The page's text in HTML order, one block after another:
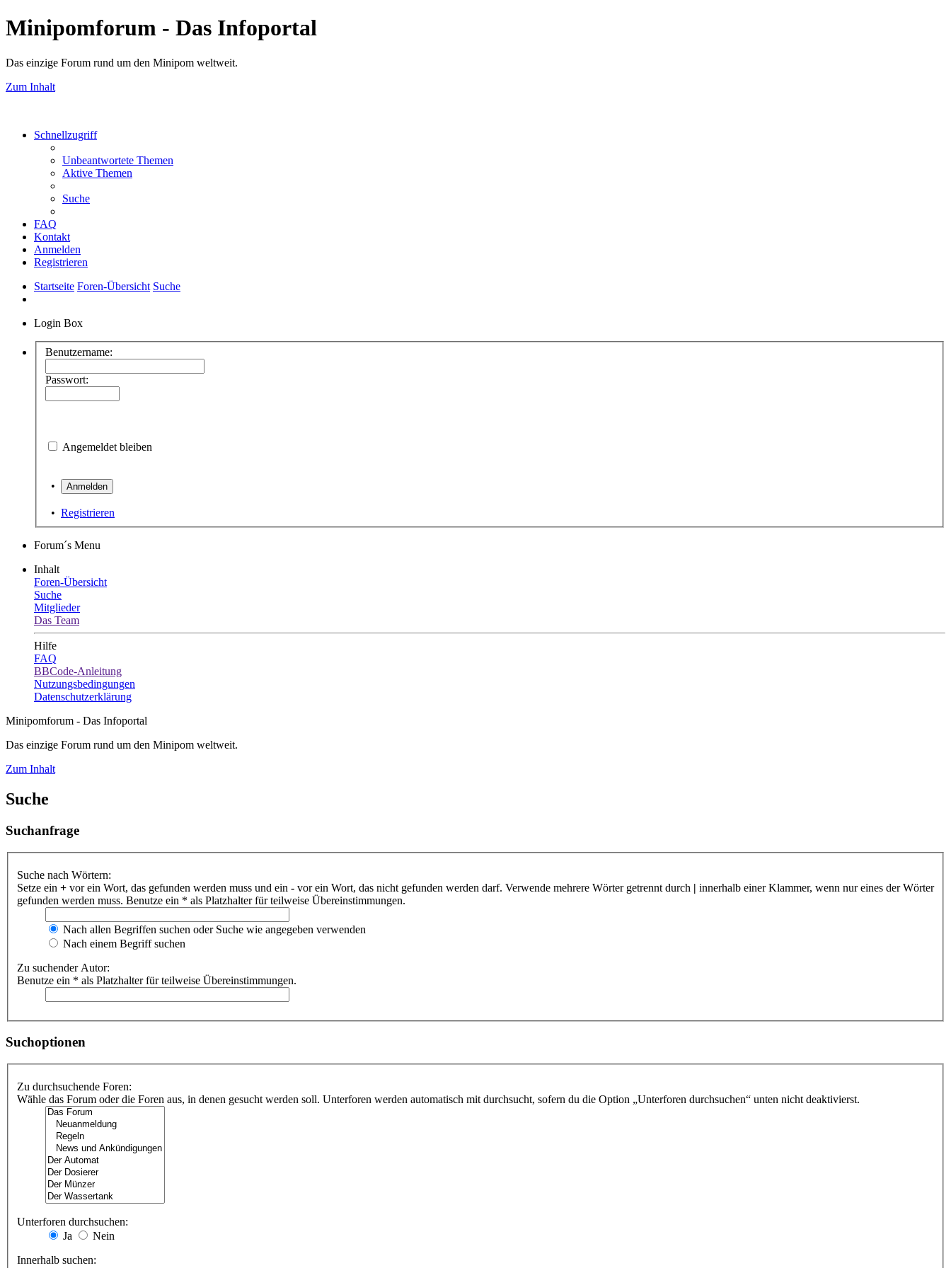
Minipomforum - Das Infoportal
Das einzige Forum rund um den Minipom weltweit.
Zum Inhalt
Schnellzugriff
Unbeantwortete Themen
Aktive Themen
Suche
FAQ
Kontakt
Anmelden
Registrieren
Startseite Foren-Übersicht Suche
Login Box
Benutzername:
Passwort:
Angemeldet bleiben
•
• Registrieren
Forum´s Menu
Inhalt
Foren-Übersicht
Suche
Mitglieder
Das Team
Hilfe
FAQ
BBCode-Anleitung
Nutzungsbedingungen
Datenschutzerklärung
Minipomforum - Das Infoportal
Das einzige Forum rund um den Minipom weltweit.
Zum Inhalt
Suche
Suchanfrage
Suche nach Wörtern:
Setze ein + vor ein Wort, das gefunden werden muss und ein - vor ein Wort, das nicht gefunden werden darf. Verwende mehrere Wörter getrennt durch | innerhalb einer Klammer, wenn nur eines der Wörter
gefunden werden muss. Benutze ein * als Platzhalter für teilweise Übereinstimmungen.
Nach allen Begriffen suchen oder Suche wie angegeben verwenden
Nach einem Begriff suchen
Zu suchender Autor:
Benutze ein * als Platzhalter für teilweise Übereinstimmungen.
Suchoptionen
Zu durchsuchende Foren:
Wähle das Forum oder die Foren aus, in denen gesucht werden soll. Unterforen werden automatisch mit durchsucht, sofern du die Option „Unterforen durchsuchen“ unten nicht deaktivierst.
Unterforen durchsuchen:
Ja
Nein
Innerhalb suchen: